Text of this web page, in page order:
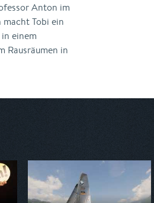
Anton im
macht Tobi ein
einem
Rausräumen in